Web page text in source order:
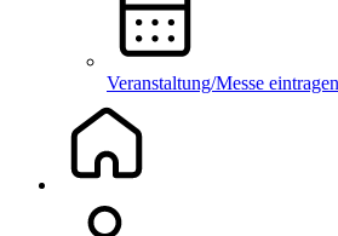
Veranstaltung/Messe eintragen